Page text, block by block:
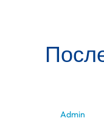
Admin